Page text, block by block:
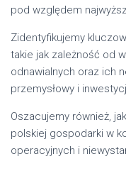
pod względem
Zidentyfikujemy
takie jak zależność od
odnawialnych oraz ich
przemysłowy i
Oszacujemy również,
polskiej gospodarki w
operacyjnych i